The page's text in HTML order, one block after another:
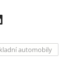
automobily